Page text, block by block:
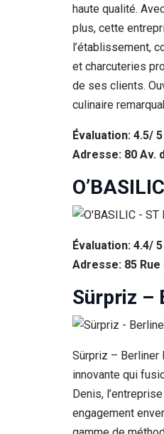
haute qualité.
plus, cette
l’établissement,
et charcuteries
de ses clients.
culinaire
Évaluation: 4.5/
Adresse: 80 Av.
Évaluation: 4.4/
Adresse: 85
Sürpriz –
Sürpriz – Berliner
innovante qui
Denis,
engagement